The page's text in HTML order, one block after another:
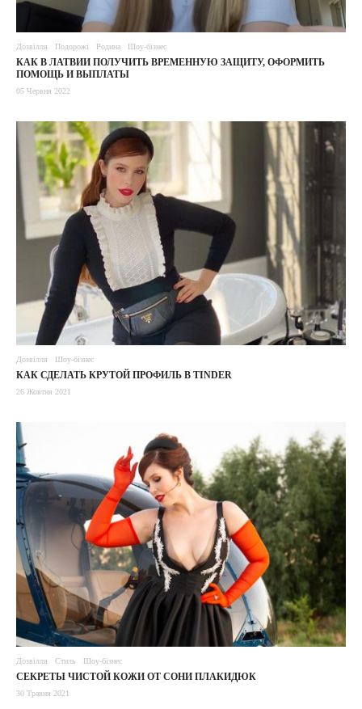
Дозвілля Подорожі Родина Шоу-бізнес
КАК В ЛАТВИИ ПОЛУЧИТЬ ВРЕМЕННУЮ ЗАЩИТУ, ОФОРМИТЬ
ПОМОЩЬ И ВЫПЛАТЫ
05 Червня 2022
Дозвілля Шоу-бізнес
КАК СДЕЛАТЬ КРУТОЙ ПРОФИЛЬ В TINDER
26 Жовтня 2021
Дозвілля Стиль Шоу-бізнес
СЕКРЕТЫ ЧИСТОЙ КОЖИ ОТ СОНИ ПЛАКИДЮК
30 Травня 2021